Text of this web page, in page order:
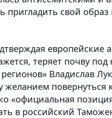
пригладить свой
теряет почву
Владислав
желанием повернуться
«официальная
в российский